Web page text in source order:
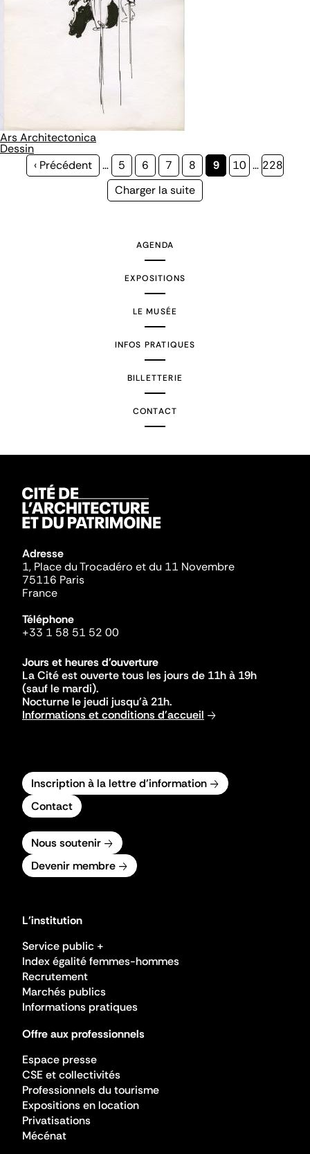
Ars Architectonica
Dessin
Page
‹ Précédent … Page
5 Page
6 Page
7 Page
8
Page
9 Page
10 … Page
228
Page
Charger la suite
AGENDA
EXPOSITIONS
LE MUSÉE
INFOS PRATIQUES
BILLETTERIE
CONTACT
Adresse
1, Place du Trocadéro et du 11 Novembre
75116 Paris
France
Téléphone
+33 1 58 51 52 00
Jours et heures d'ouverture
La Cité est ouverte tous les jours de 11h à 19h
(sauf le mardi).
Nocturne le jeudi jusqu'à 21h.
Informations et conditions d'accueil
Inscription à la lettre d'information
Contact
Nous soutenir
Devenir membre
L'institution
Service public +
Index égalité femmes-hommes
Recrutement
Marchés publics
Informations pratiques
Offre aux professionnels
Espace presse
CSE et collectivités
Professionnels du tourisme
Expositions en location
Privatisations
Mécénat